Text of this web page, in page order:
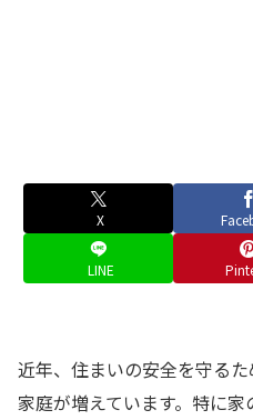
X
LINE
近年、住まいの安全を守る
家庭が増えています。特に